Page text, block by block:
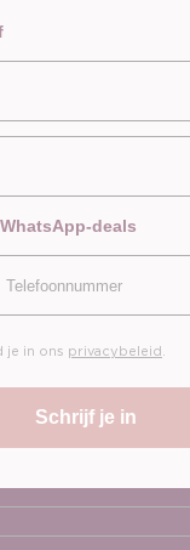
deals
je in ons privacybeleid.
Schrijf je in